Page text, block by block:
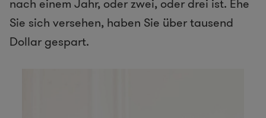
nach einem Jahr, oder zwei, oder drei ist. Ehe
Sie sich versehen, haben Sie über tausend
Dollar gespart.